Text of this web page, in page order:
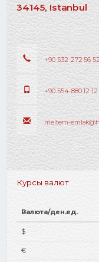
34145, Istanbul
+90 532-272 56
+90 554-880 12 12
meltem-
Курсы валют
Валюта/ден.ед.
$
€